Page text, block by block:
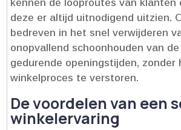
kennen de looproutes van klanten
deze er altijd uitnodigend uitzien.​
bedreven in het snel verwijderen
onopvallend schoonhouden van
gedurende openingstijden, zonder
winkelproces te verstoren.​
De voordelen van een
winkelervaring